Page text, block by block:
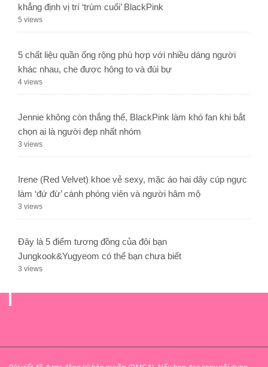
khẳng định vị trí ‘trùm cuối’ BlackPink
5 views
5 chất liệu quần ống rộng phù hợp với nhiều dáng người
khác nhau, che được hông to và đùi bự
4 views
Jennie không còn thắng thế, BlackPink làm khó fan khi bắt
chọn ai là người đẹp nhất nhóm
3 views
Irene (Red Velvet) khoe vẻ sexy, mặc áo hai dây cúp ngực
làm ‘đứ đừ’ cánh phóng viên và người hâm mộ
3 views
Đây là 5 điểm tương đồng của đôi bạn
Jungkook&Yugyeom có thể bạn chưa biết
3 views